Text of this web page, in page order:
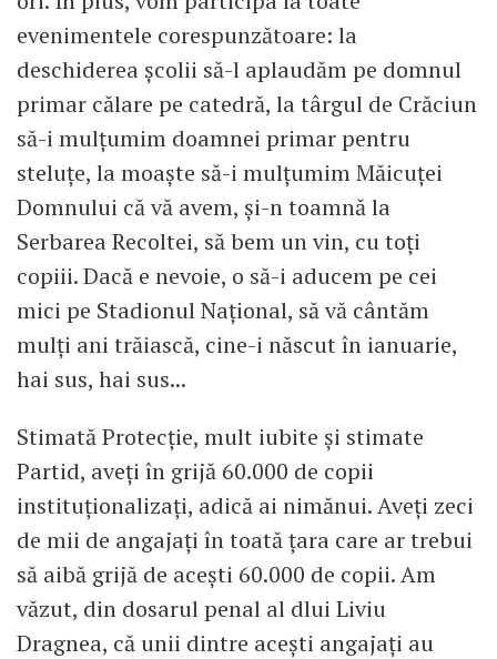
evenimentele corespunzătoare: la
deschiderea școlii să-l aplaudăm pe domnul
primar călare pe catedră, la târgul de Crăciun
să-i mulțumim doamnei primar pentru
steluțe, la moaște să-i mulțumim Măicuței
Domnului că vă avem, și-n toamnă la
Serbarea Recoltei, să bem un vin, cu toți
copiii. Dacă e nevoie, o să-i aducem pe cei
mici pe Stadionul Național, să vă cântăm
mulți ani trăiască, cine-i născut în ianuarie,
hai sus, hai sus...
Stimată Protecție, mult iubite și stimate
Partid, aveți în grijă 60.000 de copii
instituționalizați, adică ai nimănui. Aveți zeci
de mii de angajați în toată țara care ar trebui
să aibă grijă de acești 60.000 de copii. Am
văzut, din dosarul penal al dlui Liviu
Dragnea, că unii dintre acești angajați au